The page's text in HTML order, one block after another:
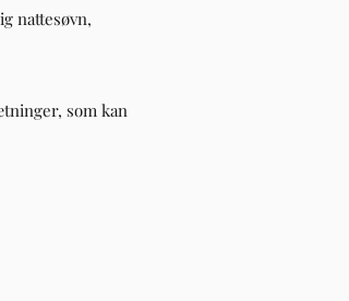
nattesøvn,
som kan